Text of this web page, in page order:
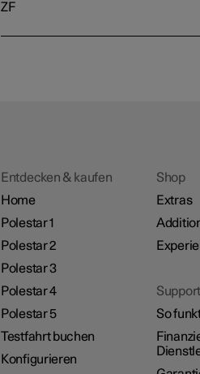
ZF
Entdecken & kaufen
Home
Polestar 1
Polestar 2
Polestar 3
Polestar 4
Polestar 5
Testfahrt buchen
Konfigurieren
Shop
Extras
Support
So